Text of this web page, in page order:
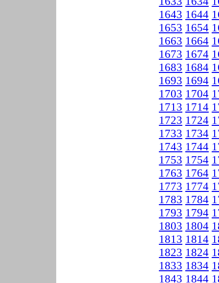
1643 1644
1653 1654
1663 1664
1673 1674
1683 1684
1693 1694
1703 1704
1713 1714
1723 1724
1733 1734
1743 1744
1753 1754
1763 1764
1773 1774
1783 1784
1793 1794
1803 1804
1813 1814
1823 1824
1833 1834
1843 1844